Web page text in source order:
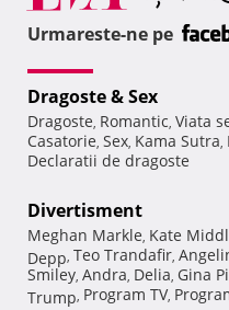
Urmareste-ne pe
Dragoste & Sex
Dragoste, Romantic, Viata
Casatorie, Sex, Kama Sutra,
Declaratii de dragoste
Divertisment
Meghan Markle, Kate
Depp, Teo Trandafir,
Smiley, Andra, Delia, Gina
Trump, Program TV,